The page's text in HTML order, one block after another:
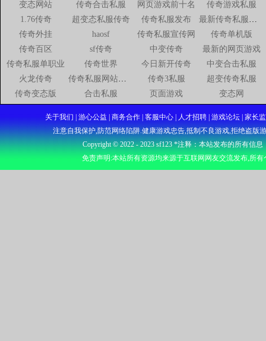
变态网站
传奇合击私服 网页游戏前十名
传奇游戏私服
1.76传奇
超变态私服传奇 传奇私服发布
最新传奇私服网站
传奇外挂
haosf 传奇私服宣传网
传奇单机版
传奇百区
sf传奇 中变传奇
最新的网页游戏
传奇私服单职业
传奇世界 今日新开传奇
中变合击私服
火龙传奇
传奇私服网站新开网 传奇3私服
超变传奇私服
传奇变态版
合击私服 页面游戏 变态网
关于我们 | 游心公益 | 商务合作 | 客服中心 | 人才招聘 | 游戏论坛 | 家
注意自我保护,防范网络陷阱.健康游戏忠告,抵制不良游戏,拒绝盗版
Copyright © 2022 - 2023sf123*注释：本站发布的所有信息
免责声明:本站所有资源均来源于互联网网友交流发布,所